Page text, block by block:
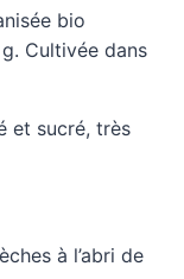
bio
Cultivée dans
et sucré, très
à l’abri de